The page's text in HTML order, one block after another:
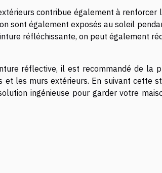
contribue également à renforcer
sont également exposés au soleil
réfléchissante, on peut également
réflective, il est recommandé de la
les murs extérieurs. En suivant cette
ingénieuse pour garder votre